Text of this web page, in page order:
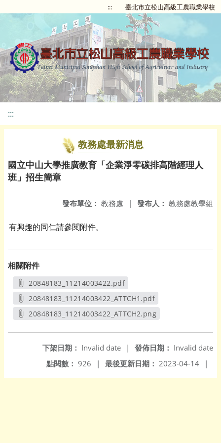
::: 臺北市立松山高級工農職業學校
:::
教務處最新消息
國立中山大學推廣教育「企業淨零碳排高階經理人
班」招生簡章
發布人： 教務處教學組
發布單位： 教務處 |
有興趣的同仁請參閱附件。
相關附件
20848183_11214003422.pdf
另開新視窗
20848183_11214003422_ATTCH1.pdf
另開新視窗
20848183_11214003422_ATTCH2.png
發佈日期： Invalid date
下架日期： Invalid date
|
最後更新日期： 2023-04-14 |
點閱數： 926 |